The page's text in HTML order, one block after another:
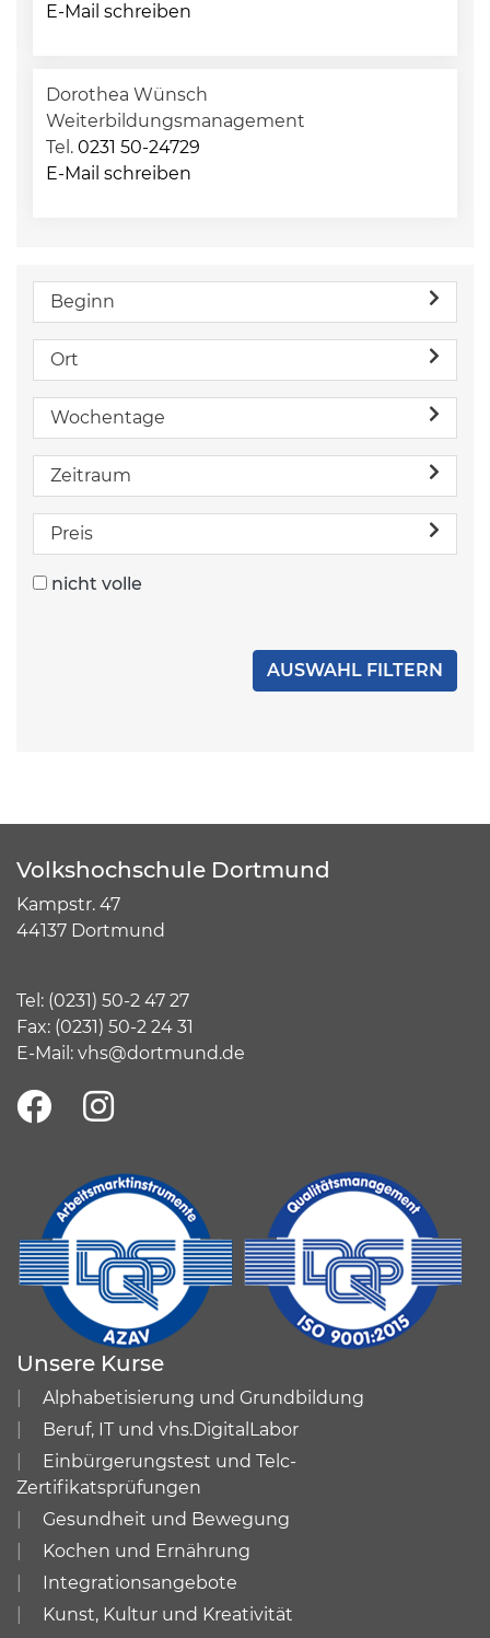
E-Mail schreiben
Dorothea Wünsch
Weiterbildungsmanagement
Tel. 0231 50-24729
E-Mail schreiben
Beginn
Ort
Wochentage
Zeitraum
Preis
nicht volle
Volkshochschule Dortmund
Kampstr. 47
44137 Dortmund
Tel: (0231) 50-2 47 27
Fax: (0231) 50-2 24 31
E-Mail: vhs@dortmund.de
Unsere Kurse
Alphabetisierung und Grundbildung
Beruf, IT und vhs.DigitalLabor
Einbürgerungstest und Telc-
Zertifikatsprüfungen
Gesundheit und Bewegung
Kochen und Ernährung
Integrationsangebote
Kunst, Kultur und Kreativität